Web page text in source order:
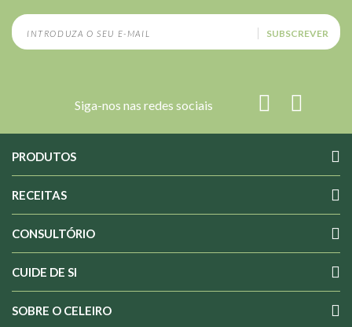
SUBSCREVER
Siga-nos nas redes sociais
PRODUTOS
RECEITAS
CONSULTÓRIO
CUIDE DE SI
SOBRE O CELEIRO